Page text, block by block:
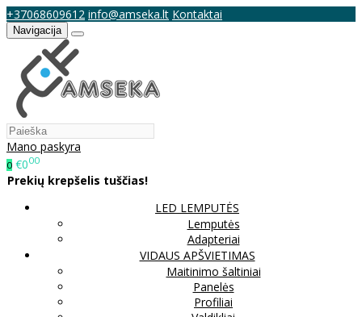
+37068609612 info@amseka.lt Kontaktai
Navigacija
Mano paskyra
0 €000
Prekių krepšelis tuščias!
LED LEMPUTĖS
Lemputės
Adapteriai
VIDAUS APŠVIETIMAS
Maitinimo šaltiniai
Panelės
Profiliai